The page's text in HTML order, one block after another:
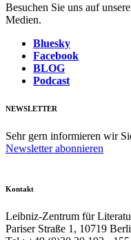
Besuchen Sie uns auf
Medien.
Bluesky
Facebook
BLOG
Podcast
NEWSLETTER
Sehr gern informieren wir
Newsletter abonnieren
Kontakt
Leibniz-Zentrum für
Pariser Straße 1, 10719